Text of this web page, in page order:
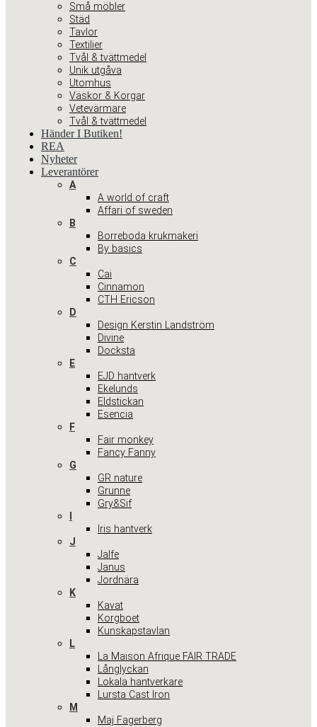
Små möbler
Städ
Tavlor
Textilier
Tvål & tvättmedel
Unik utgåva
Utomhus
Väskor & Korgar
Vetevärmare
Tvål & tvättmedel
Händer I Butiken!
REA
Nyheter
Leverantörer
A
A world of craft
Affari of sweden
B
Borreboda krukmakeri
By basics
C
Cai
Cinnamon
CTH Ericson
D
Design Kerstin Landström
Divine
Docksta
E
EJD hantverk
Ekelunds
Eldstickan
Esencia
F
Fair monkey
Fancy Fanny
G
GR nature
Grunne
Gry&Sif
Iris hantverk
J
Jalfe
Janus
Jordnära
K
Kavat
Korgboet
Kunskapstavlan
L
La Maison Afrique FAIR TRADE
Långlyckan
Lokala hantverkare
Lursta Cast Iron
M
Maj Fagerberg